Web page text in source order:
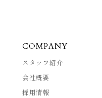
COMPANY
スタッフ紹介
会社概要
採用情報